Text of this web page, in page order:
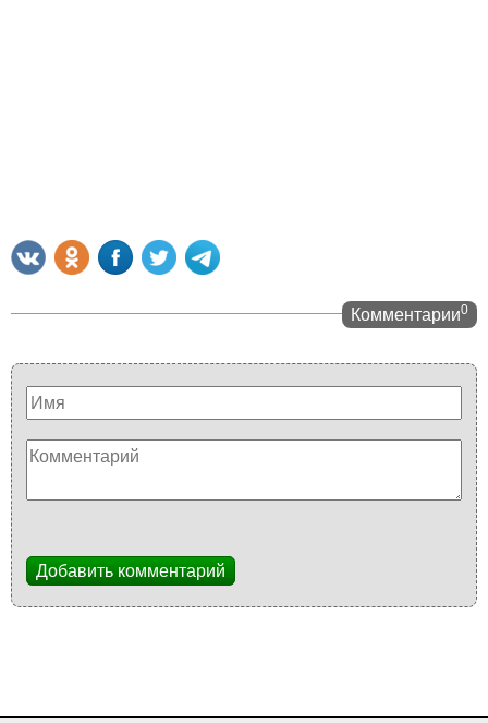
Комментарии0
Добавить комментарий